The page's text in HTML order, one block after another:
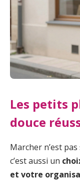
Les petits
douce
Marcher n’est
c’est aussi un
et votre